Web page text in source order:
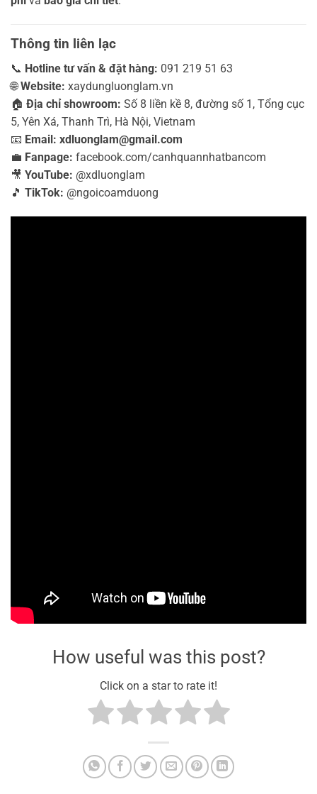
Thông tin liên lạc
📞 Hotline tư vấn & đặt hàng: 091 219 51 63
🌐Website: xaydungluonglam.vn
🏠 Địa chỉ showroom: Số 8 liền kề 8, đường số 1, Tổng cục
5, Yên Xá, Thanh Trì, Hà Nội, Vietnam
📧 Email: xdluonglam@gmail.com
💼 Fanpage: facebook.com/canhquannhatbancom
🎥 YouTube: @xdluonglam
🎵 TikTok: @ngoicoamduong
How useful was this post?
Click on a star to rate it!